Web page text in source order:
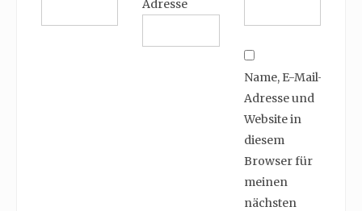
Adresse
Name, E-Mail-
Adresse und
Website in
diesem
Browser für
meinen
nächsten